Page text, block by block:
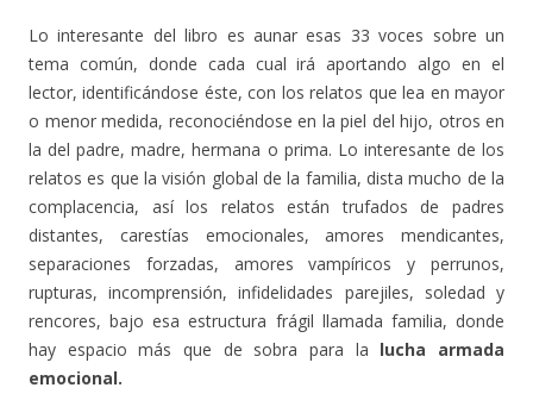
Lo interesante del libro es aunar esas 33 voces sobre un
tema común, donde cada cual irá aportando algo en el
lector, identificándose éste, con los relatos que lea en mayor
o menor medida, reconociéndose en la piel del hijo, otros en
la del padre, madre, hermana o prima. Lo interesante de los
relatos es que la visión global de la familia, dista mucho de la
complacencia, así los relatos están trufados de padres
distantes, carestías emocionales, amores mendicantes,
separaciones forzadas, amores vampíricos y perrunos,
rupturas, incomprensión, infidelidades parejiles, soledad y
rencores, bajo esa estructura frágil llamada familia, donde
hay espacio más que de sobra para la lucha armada
emocional.